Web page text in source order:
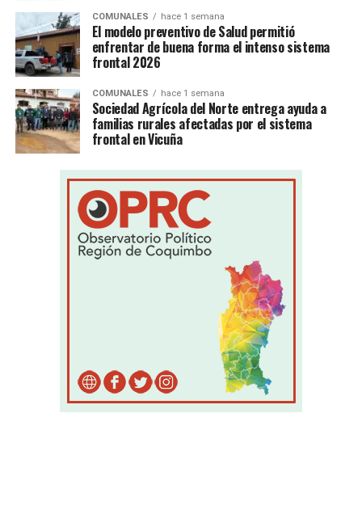
COMUNALES hace 1 semana
El modelo preventivo de Salud permitió
enfrentar de buena forma el intenso sistema
frontal 2026
COMUNALES hace 1 semana
Sociedad Agrícola del Norte entrega ayuda a
familias rurales afectadas por el sistema
frontal en Vicuña